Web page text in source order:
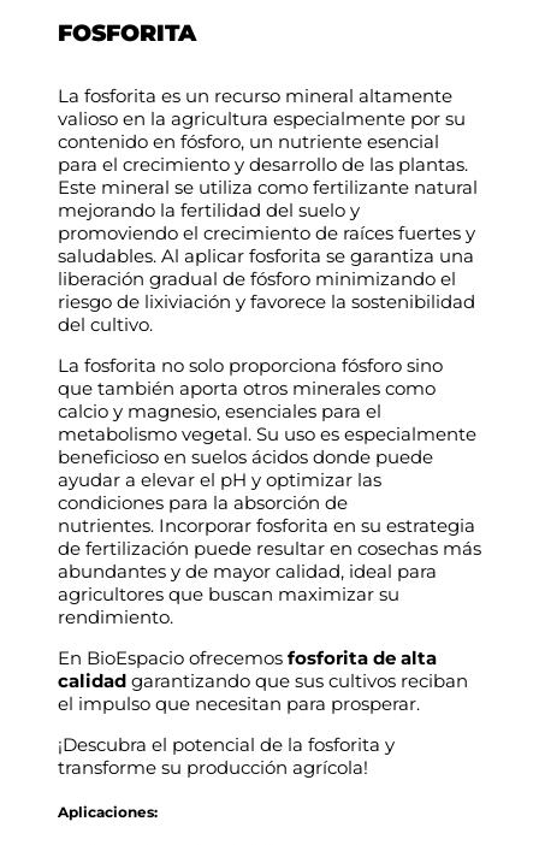
FOSFORITA
La fosforita es un recurso mineral altamente
valioso en la agricultura especialmente por su
contenido en fósforo, un nutriente esencial
para el crecimiento y desarrollo de las plantas.
Este mineral se utiliza como fertilizante natural
mejorando la fertilidad del suelo y
promoviendo el crecimiento de raíces fuertes y
saludables. Al aplicar fosforita se garantiza una
liberación gradual de fósforo minimizando el
riesgo de lixiviación y favorece la sostenibilidad
del cultivo.
La fosforita no solo proporciona fósforo sino
que también aporta otros minerales como
calcio y magnesio, esenciales para el
metabolismo vegetal. Su uso es especialmente
beneficioso en suelos ácidos donde puede
ayudar a elevar el pH y optimizar las
condiciones para la absorción de
nutrientes. Incorporar fosforita en su estrategia
de fertilización puede resultar en cosechas más
abundantes y de mayor calidad, ideal para
agricultores que buscan maximizar su
rendimiento.
En BioEspacio ofrecemos fosforita de alta
calidad garantizando que sus cultivos reciban
el impulso que necesitan para prosperar.
¡Descubra el potencial de la fosforita y
transforme su producción agrícola!
Aplicaciones: